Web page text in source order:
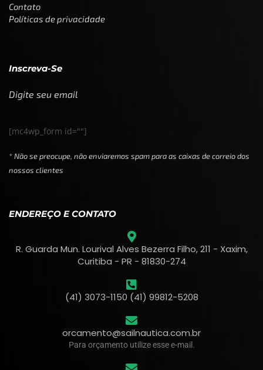
Contato
Políticas de privacidade
Inscreva-Se
Digite seu email
[mc4wp_form id=""]
* Não se preocupe, não enviaremos spam para as caixas de correio dos
nossos clientes
ENDEREÇO E CONTATO
R. Guarda Mun. Lourival Alves Bezerra Filho, 211 - Xaxim,
Curitiba - PR - 81830-274
(41) 3073-1150 (41) 99812-5208
orcamento@sailnautica.com.br
Para orçamento utilize esse e-mail.